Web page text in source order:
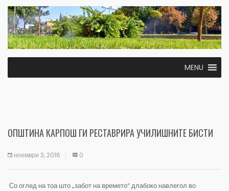
MENU
ОПШТИНА КАРПОШ ГИ РЕСТАВРИРА УЧИЛИШНИТЕ БИСТИ
ноември 3, 2016 0
Со оглед на тоа што „забот на времето“ длабоко навлегол во